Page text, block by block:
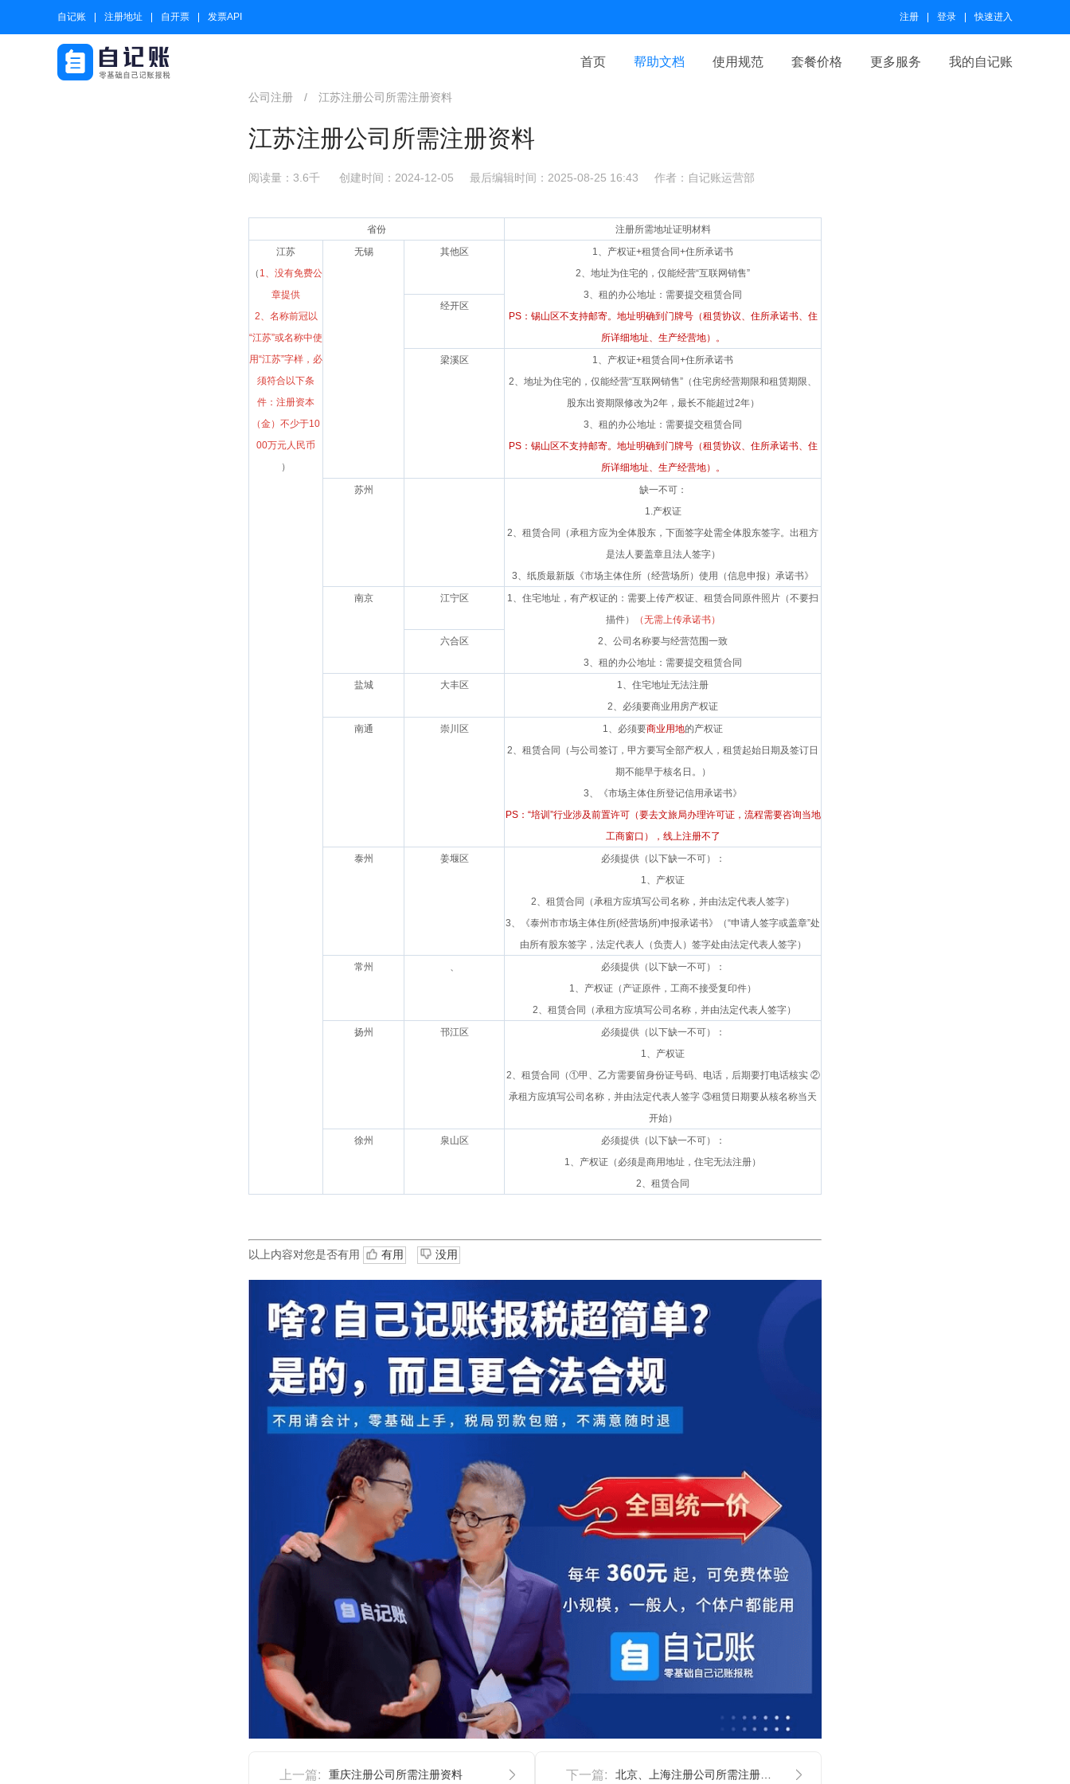
自记账 注册地址 自开票 发票API 注册 登录 快速进入
首页 帮助文档 使用规范 套餐价格 更多服务 我的自记账
公司注册 / 江苏注册公司所需注册资料
江苏注册公司所需注册资料
阅读量：3.6千 创建时间：2024-12-05 最后编辑时间：2025-08-25 16:43 作者：自记账运营部
省份
注册所需地址证明材料
江苏
（ 1、没有免费公
章提供
2、名称前冠以
“江苏”或名称中使
用“江苏”字样，必
须符合以下条
件：注册资本
（金）不少于10
00万元人民币
）
无锡 其他区 1、 产权证+租赁合同+住所承诺书
2、地址为住宅的，仅能经营“互联网销售”
3、租的办公地址：需要提交租赁合同
PS：锡山区不支持邮寄。地址明确到门牌号（租赁协议、住所承诺书、住
所详细地址、生产经营地）。
经开区
梁溪区
1、产权证+租赁合同+住所承诺书
2、地址为住宅的，仅能经营“互联网销售”（住宅房经营期限和租赁期限、
股东出资期限修改为2年，最长不能超过2年）
3、租的办公地址：需要提交租赁合同
PS：锡山区不支持邮寄。地址明确到门牌号（租赁协议、住所承诺书、住
所详细地址、生产经营地）。
苏州
缺一不可：
1.产权证
2、租赁合同（承租方应为全体股东，下面签字处需全体股东签字。出租方
是法人要盖章且法人签字）
3、纸质最新版《市场主体住所（经营场所）使用（信息申报）承诺书》
南京
江宁区
1、住宅地址，有产权证的：需要上传产权证、租赁合同原件照片（不要扫
描件）
（无需上传承诺书）
2、公司名称要与经营范围一致
3、租的办公地址：需要提交租赁合同
六合区
盐城 大丰区
1、住宅地址无法注册
2、必须要商业用房产权证
南通
崇川区 1、必须要商业用地的产权证
2、租赁合同（与公司签订，甲方要写全部产权人，租赁起始日期及签订日
期不能早于核名日。）
3、《市场主体住所登记信用承诺书》
PS：“培训”行业涉及前置许可（要去文旅局办理许可证，流程需要咨询当地
工商窗口），线上注册不了
泰州
姜堰区
必须提供（以下缺一不可）：
1、产权证
2、租赁合同（承租方应填写公司名称，并由法定代表人签字）
3、《泰州市市场主体住所(经营场所)申报承诺书》（“申请人签字或盖章”处
由所有股东签字，法定代表人（负责人）签字处由法定代表人签字）
常州
、
必须提供（以下缺一不可）：
1、产权证（产证原件，工商不接受复印件）
2、租赁合同（承租方应填写公司名称，并由法定代表人签字）
扬州
邗江区
必须提供（以下缺一不可）：
1、产权证
2、租赁合同（①甲、乙方需要留身份证号码、电话，后期要打电话核实 ②
承租方应填写公司名称，并由法定代表人签字 ③租赁日期要从核名称当天
开始）
徐州
泉山区
必须提供（以下缺一不可）：
1、产权证（必须是商用地址，住宅无法注册）
2、租赁合同
以上内容对您是否有用 有用 没用
上一篇: 重庆注册公司所需注册资料 下一篇: